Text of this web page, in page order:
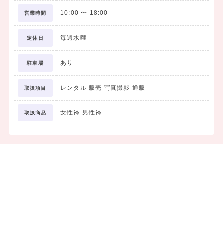
営業時間 10:00 〜 18:00
定休日 毎週水曜
駐車場 あり
取扱項目 レンタル 販売 写真撮影 通販
取扱商品 女性袴 男性袴